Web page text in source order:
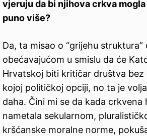
vjeruju da bi njihova crkva
puno više?
Da, ta misao o “grijehu struktura”
obećavajućom u smislu da će
Hrvatskoj biti kritičar društva bez
kojoj političkoj opciji, no ta je
daha. Čini mi se da kada crkvena
nametala sekularnom,
kršćanske moralne norme,